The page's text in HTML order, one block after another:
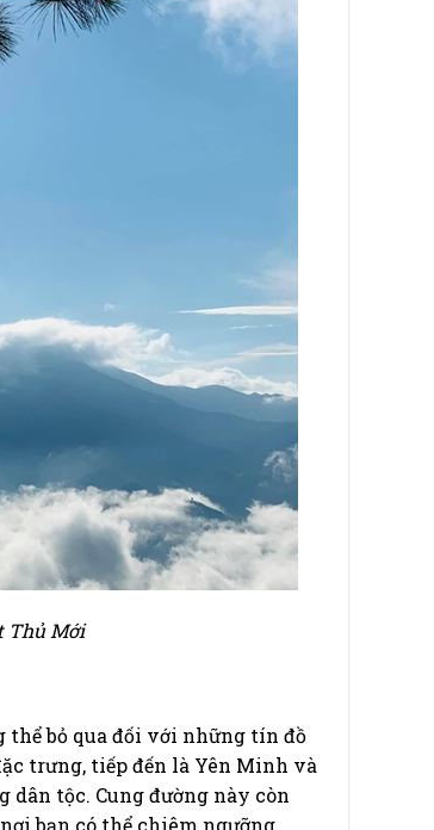
Thủ Mới
thể bỏ qua đối với những tín đồ
trưng, tiếp đến là Yên Minh và
dân tộc. Cung đường này còn
bạn có thể chiêm ngưỡng